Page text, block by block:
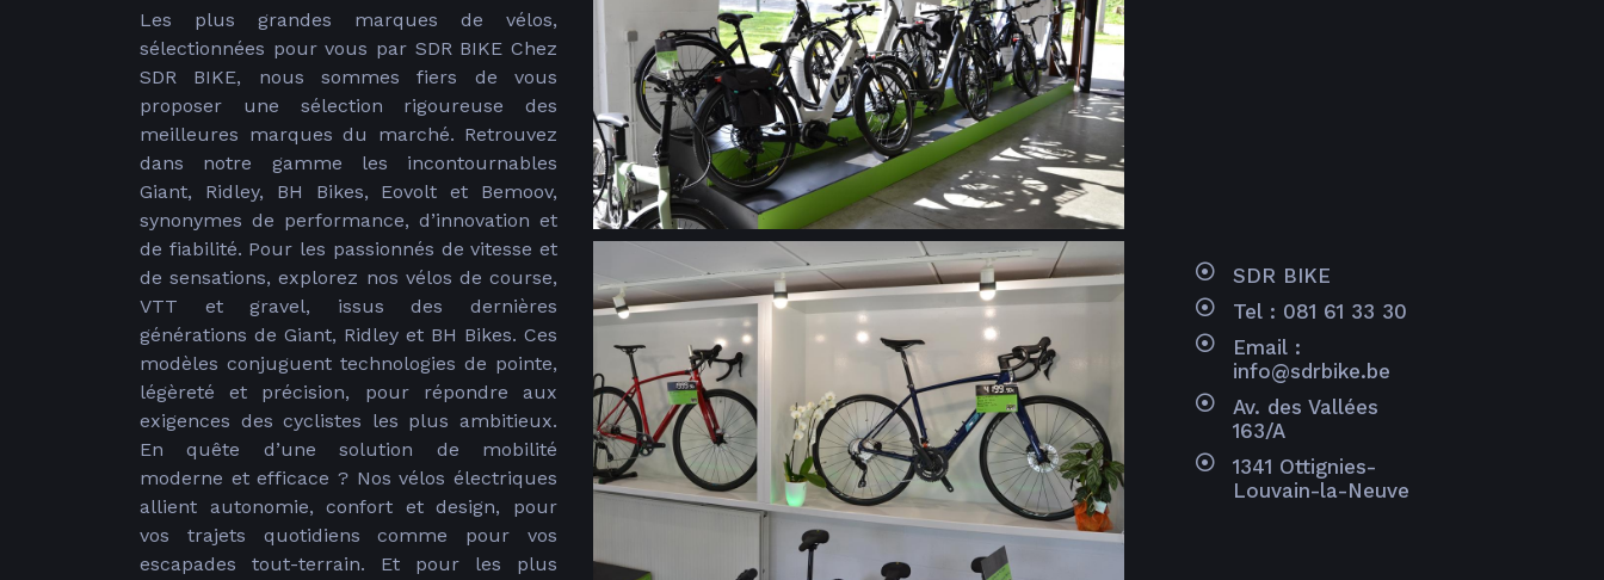
Les plus grandes marques de vélos,
sélectionnées pour vous par SDR BIKE Chez
SDR BIKE, nous sommes fiers de vous
proposer une sélection rigoureuse des
meilleures marques du marché. Retrouvez
dans notre gamme les incontournables
Giant, Ridley, BH Bikes, Eovolt et Bemoov,
synonymes de performance, d’innovation et
de fiabilité. Pour les passionnés de vitesse et
de sensations, explorez nos vélos de course,
VTT et gravel, issus des dernières
générations de Giant, Ridley et BH Bikes. Ces
modèles conjuguent technologies de pointe,
légèreté et précision, pour répondre aux
exigences des cyclistes les plus ambitieux.
En quête d’une solution de mobilité
moderne et efficace ? Nos vélos électriques
allient autonomie, confort et design, pour
vos trajets quotidiens comme pour vos
escapades tout-terrain. Et pour les plus
SDR BIKE
Tel : 081 61 33 30
Email :
info@sdrbike.be
Av. des Vallées
163/A
1341 Ottignies-
Louvain-la-Neuve